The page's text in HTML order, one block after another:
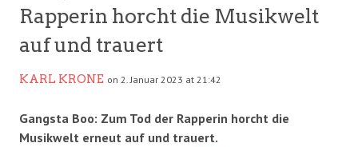
Rapperin horcht die Musikwelt
auf und trauert
KARL KRONE on 2. Januar 2023 at 21:42
Gangsta Boo: Zum Tod der Rapperin horcht die
Musikwelt erneut auf und trauert.